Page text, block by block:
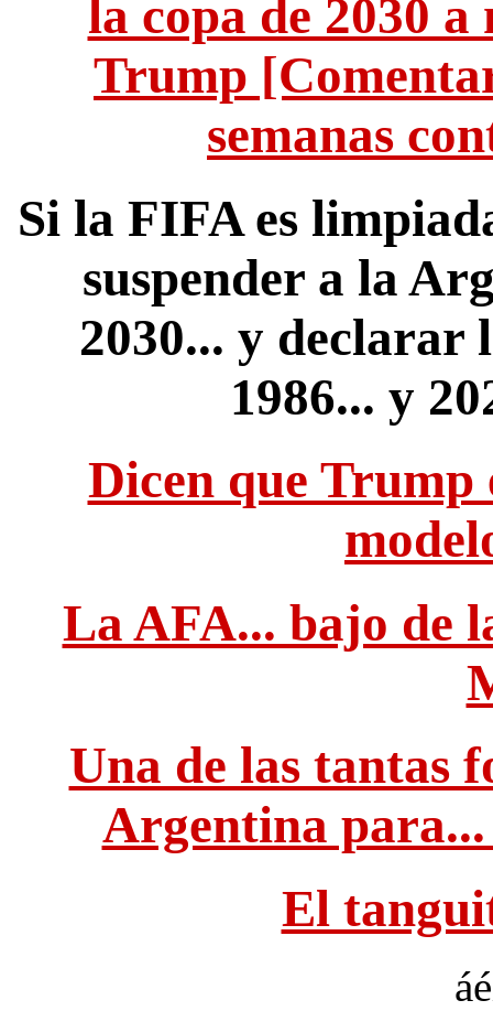
la copa de 2030
Trump
semanas
Si la FIFA es
suspender a la
2030... y declarar
1986... y
Dicen que
La AFA... bajo de
Una de las tantas
Argentina
El